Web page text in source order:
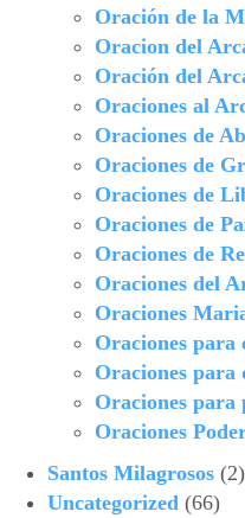
Oración de la
Oracion del
Oración del
Oraciones al
Oraciones de
Oraciones de
Oraciones de
Oraciones de
Oraciones de
Oraciones del
Oraciones
Oraciones para
Oraciones para
Oraciones para
Oraciones
Santos Milagrosos (2)
Uncategorized (66)